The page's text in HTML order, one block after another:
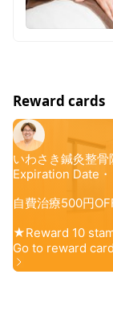
Reward cards